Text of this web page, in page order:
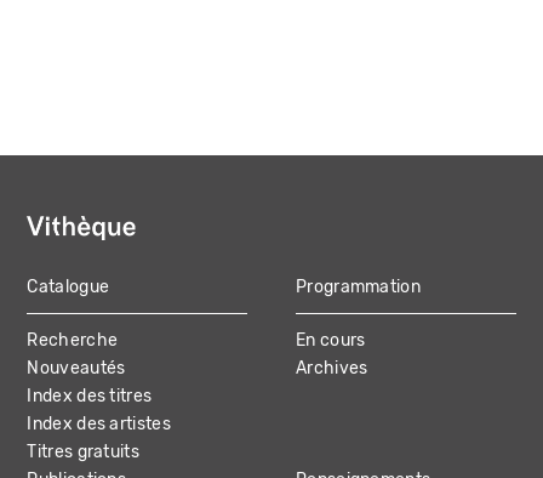
MAIN
NAVIGATION
Catalogue
Recherche
Nouveautés
Index des titres
Index des artistes
Titres gratuits
Programmation
En cours
Archives